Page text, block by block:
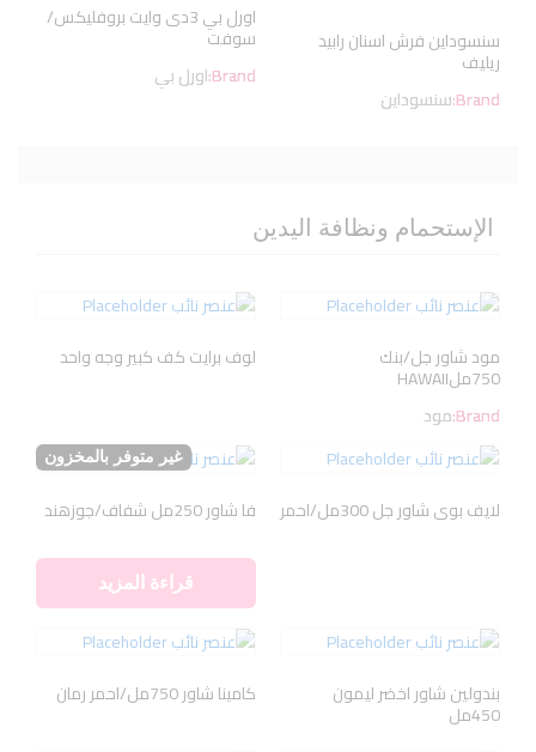
سنسوداين فرش اسنان رابيد
ريليف
Brand:سنسوداين
اورل بي 3دى وايت بروفليكس/
سوفت
Brand:اورل بي
الإستحمام ونظافة اليدين
مود شاور جل/بنك
750ملHAWAII
Brand:مود
لوف برايت كف كبير وجه واحد
لايف بوى شاور جل 300مل/احمر
غير متوفر بالمخزون
فا شاور 250مل شفاف/جوزهند
قراءة المزيد
بندولين شاور اخضر ليمون
450مل
كامينا شاور 750مل/احمر رمان